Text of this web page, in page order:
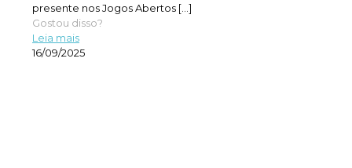
presente nos Jogos Abertos […]
Gostou disso?
Leia mais
16/09/2025